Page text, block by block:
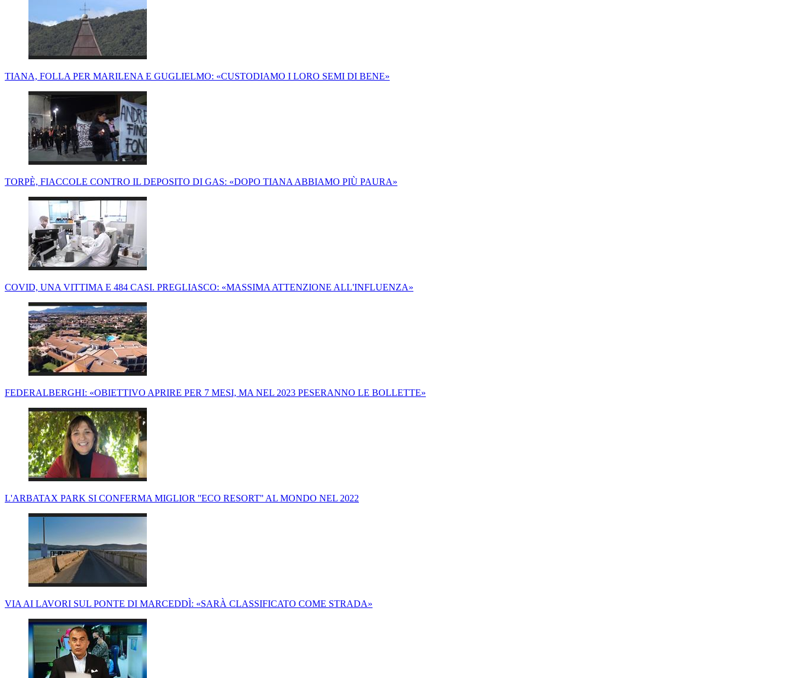
TIANA, FOLLA PER MARILENA E GUGLIELMO: «CUSTODIAMO I LORO SEMI DI BENE»
TORPÈ, FIACCOLE CONTRO IL DEPOSITO DI GAS: «DOPO TIANA ABBIAMO PIÙ PAURA»
COVID, UNA VITTIMA E 484 CASI. PREGLIASCO: «MASSIMA ATTENZIONE ALL'INFLUENZA»
FEDERALBERGHI: «OBIETTIVO APRIRE PER 7 MESI, MA NEL 2023 PESERANNO LE BOLLETTE»
L'ARBATAX PARK SI CONFERMA MIGLIOR ''ECO RESORT'' AL MONDO NEL 2022
VIA AI LAVORI SUL PONTE DI MARCEDDÌ: «SARÀ CLASSIFICATO COME STRADA»